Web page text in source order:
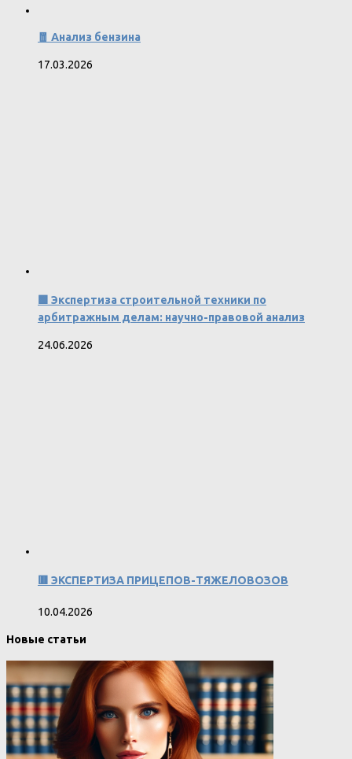
🧧 Анализ бензина
17.03.2026
🟩 Экспертиза строительной техники по
арбитражным делам: научно-правовой анализ
24.06.2026
🟥 ЭКСПЕРТИЗА ПРИЦЕПОВ-ТЯЖЕЛОВОЗОВ
10.04.2026
Новые статьи